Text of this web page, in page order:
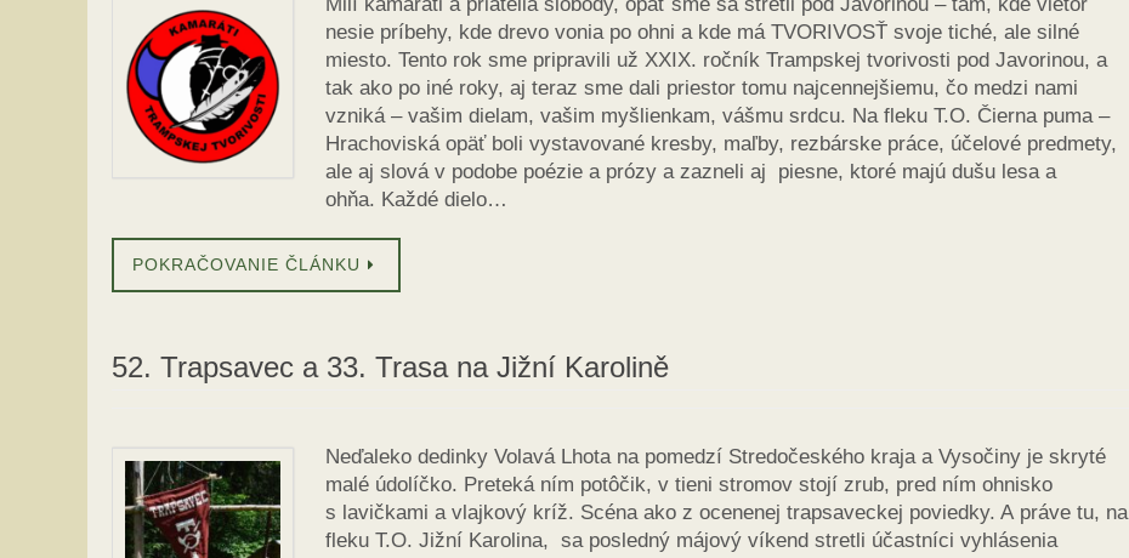
nesie príbehy, kde drevo vonia po ohni a kde má TVORIVOSŤ svoje tiché, ale silné
miesto. Tento rok sme pripravili už XXIX. ročník Trampskej tvorivosti pod Javorinou, a
tak ako po iné roky, aj teraz sme dali priestor tomu najcennejšiemu, čo medzi nami
vzniká – vašim dielam, vašim myšlienkam, vášmu srdcu. Na fleku T.O. Čierna puma –
Hrachoviská opäť boli vystavované kresby, maľby, rezbárske práce, účelové predmety,
ale aj slová v podobe poézie a prózy a zazneli aj piesne, ktoré majú dušu lesa a
ohňa. Každé dielo…
POKRAČOVANIE ČLÁNKU
52. Trapsavec a 33. Trasa na Jižní Karolině
Neďaleko dedinky Volavá Lhota na pomedzí Stredočeského kraja a Vysočiny je skryté
malé údolíčko. Preteká ním potôčik, v tieni stromov stojí zrub, pred ním ohnisko
s lavičkami a vlajkový kríž. Scéna ako z ocenenej trapsaveckej poviedky. A práve tu, na
fleku T.O. Jižní Karolina, sa posledný májový víkend stretli účastníci vyhlásenia